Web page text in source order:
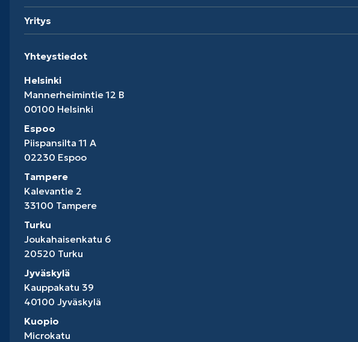
Yritys
Yhteystiedot
Helsinki
Mannerheimintie 12 B
00100 Helsinki
Espoo
Piispansilta 11 A
02230 Espoo
Tampere
Kalevantie 2
33100 Tampere
Turku
Joukahaisenkatu 6
20520 Turku
Jyväskylä
Kauppakatu 39
40100 Jyväskylä
Kuopio
Microkatu